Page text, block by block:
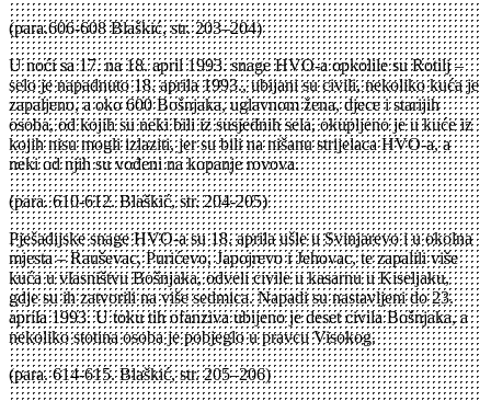
(para.606-608 Blaškić, str. 203–204)
U noći sa 17. na 18. april 1993. snage HVO-a opkolile su Rotilj –
selo je napadnuto 18. aprila 1993., ubijani su civili, nekoliko kuća je
zapaljeno, a oko 600 Bošnjaka, uglavnom žena, djece i starijih
osoba, od kojih su neki bili iz susjednih sela, okupljeno je u kuće iz
kojih nisu mogli izlaziti, jer su bili na nišanu strijelaca HVO-a, a
neki od njih su vođeni na kopanje rovova.
(para. 610-612. Blaškić, str. 204-205)
Pješadijske snage HVO-a su 18. aprila ušle u Svinjarevo i u okolna
mjesta – Rauševac, Purićevo, Japojrevo i Jehovac, te zapalili više
kuća u vlasništvu Bošnjaka, odveli civile u kasarnu u Kiseljaku,
gdje su ih zatvorili na više sedmica. Napadi su nastavljeni do 23.
aprila 1993. U toku tih ofanziva ubijeno je deset civila Bošnjaka, a
nekoliko stotina osoba je pobjeglo u pravcu Visokog.
(para. 614-615. Blaškić, str. 205–206)